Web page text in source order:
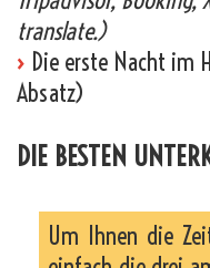
translate.)
› Die erste Nacht im
Absatz)
DIE BESTEN
Um Ihnen die